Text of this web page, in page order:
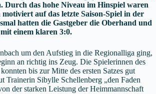
Durch das hohe Niveau im Hinspiel waren
auf das letzte Saison-Spiel in der
hatten die Gastgeber die Oberhand und
einem klaren 3:0.
um den Aufstieg in die Regionalliga ging,
an richtig ins Zeug. Die Spielerinnen des
bis zur Mitte des ersten Satzes gut
Trainerin Sibylle Schellenberg „den Faden
der starken Leistung der Heimmannschaft